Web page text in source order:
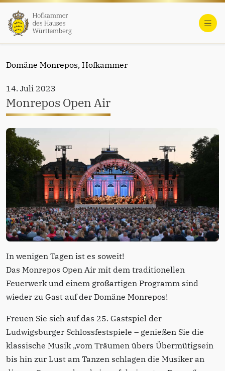
Domäne Monrepos, Hofkammer
14. Juli 2023
Monrepos Open Air
In wenigen Tagen ist es soweit!
Das Monrepos Open Air mit dem traditionellen
Feuerwerk und einem großartigen Programm sind
wieder zu Gast auf der Domäne Monrepos!
Freuen Sie sich auf das 25. Gastspiel der
Ludwigsburger Schlossfestspiele – genießen Sie die
klassische Musik „vom Träumen übers Übermütigsein
bis hin zur Lust am Tanzen schlagen die Musiker an